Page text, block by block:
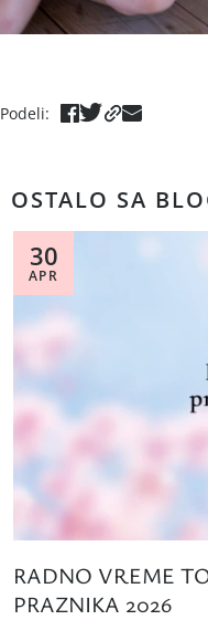
Podeli:
OSTALO SA
30
APR
RADNO VREME
PRAZNIKA 2026